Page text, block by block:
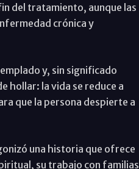
del tratamiento, aunque las
crónica y
y, sin significado
hollar: la vida se reduce a
que la persona despierte a
una historia que ofrece
su trabajo con familias